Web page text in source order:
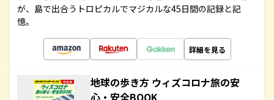
が、島で出合うトロピカルでマジカルな45日間の記録と記
憶。
詳細を見る
地球の歩き方 ウィズコロナ旅の安
心・安全BOOK